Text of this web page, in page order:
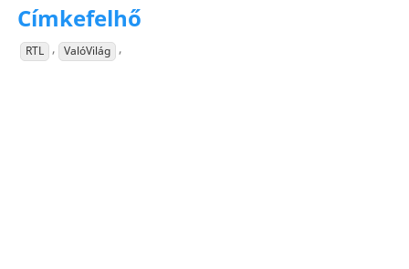
Címkefelhő
RTL , ValóVilág ,